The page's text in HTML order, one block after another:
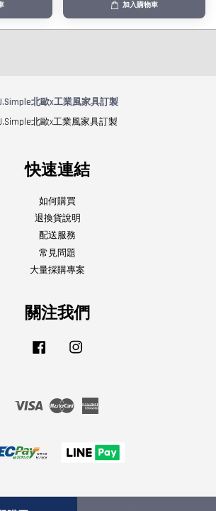
加入購物車
北歐x工業風家具訂製
北歐x工業風家具訂製
快速連結
如何購買
退換貨說明
配送服務
常見問題
大量採購專案
關注我們
Facebook
Visa Master